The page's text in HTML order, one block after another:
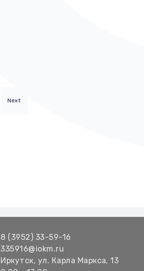
Next
8 (3952) 33-59-16
335916@iokm.ru
Иркутск, ул. Карла Маркса, 13